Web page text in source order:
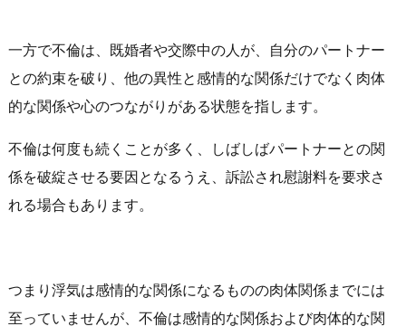
一方で不倫は、既婚者や交際中の人が、自分のパートナー
との約束を破り、他の異性と感情的な関係だけでなく肉体
的な関係や心のつながりがある状態を指します。
不倫は何度も続くことが多く、しばしばパートナーとの関
係を破綻させる要因となるうえ、訴訟され慰謝料を要求さ
れる場合もあります。
つまり浮気は感情的な関係になるものの肉体関係までには
至っていませんが、不倫は感情的な関係および肉体的な関